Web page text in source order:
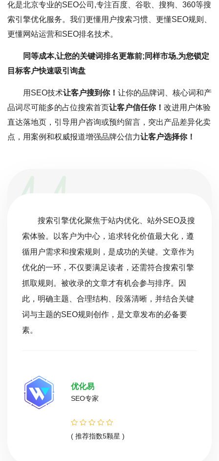
化是北京专业的SEO公司,专注百度、谷歌、搜狗、360等搜
索引擎优化服务。我们更懂用户搜索习惯、更懂SEO规则、
更懂网站运营和SEO排名技术。
同等成本,让您的关键词排名更靠前;同样市场,为您锁定
目标客户快速吸引询盘
用SEO技术让客户搜到你！ 让你的品牌词、核心词和产
品词尽可能多的占位搜索首页让客户信任你！ 改进用户体验
直达落地页，引导用户咨询或预约留言，突出产品差异化卖
点，用案例和权威报道增强品牌公信力让客户选择你！
搜索引擎优化聚焦于站内优化、站外SEO及搜
索体验。以客户为中心，追求转化价值最大化，遵
循用户需求和搜索规则，是成功的关键。文章作为
优化的一环，不仅要满足读者，还需符合搜索引擎
抓取规则。被收录的文章才有机会参与排序。因
此，明确主题、合理结构、段落清晰，并结合关键
词与主题的SEO规则创作，是文章发布的必备要
素。
优化易
SEO专家
( 推荐指数5颗星 )